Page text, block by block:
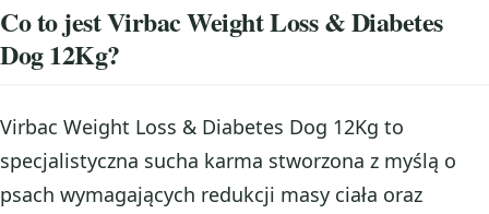
Co to jest Virbac Weight Loss & Diabetes
Dog 12Kg?
Virbac Weight Loss & Diabetes Dog 12Kg to
specjalistyczna sucha karma stworzona z myślą o
psach wymagających redukcji masy ciała oraz